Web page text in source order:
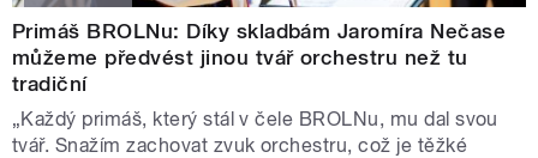
Primáš BROLNu: Díky skladbám Jaromíra Nečase
můžeme předvést jinou tvář orchestru než tu
tradiční
„Každý primáš, který stál v čele BROLNu, mu dal svou
tvář. Snažím zachovat zvuk orchestru, což je těžké